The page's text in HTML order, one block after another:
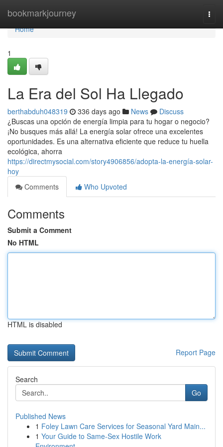
bookmarkjourney
Home
Home
1
La Era del Sol Ha Llegado
berthabduh048319 336 days ago News
Discuss
¿Buscas una opción de energía limpia para tu hogar o negocio?
¡No busques más allá! La energía solar ofrece una excelentes
oportunidades. Es una alternativa eficiente que reduce tu huella
ecológica, ahorra
https://directmysocial.com/story4906856/adopta-la-energía-solar-
hoy
Comments
Who Upvoted
Comments
Submit a Comment
No HTML
HTML is disabled
Report Page
Search
Go
Published News
1 Foley Lawn Care Services for Seasonal Yard Main...
1 Your Guide to Same-Sex Hostile Work